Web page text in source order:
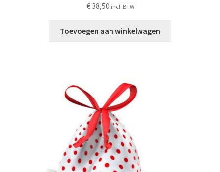
€38,50 incl. BTW
Toevoegen aan winkelwagen